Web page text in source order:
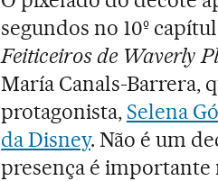
segundos no 10º
Feiticeiros de Waverly
María Canals-Barrera,
protagonista, Selena
da Disney. Não é um
presença é importante